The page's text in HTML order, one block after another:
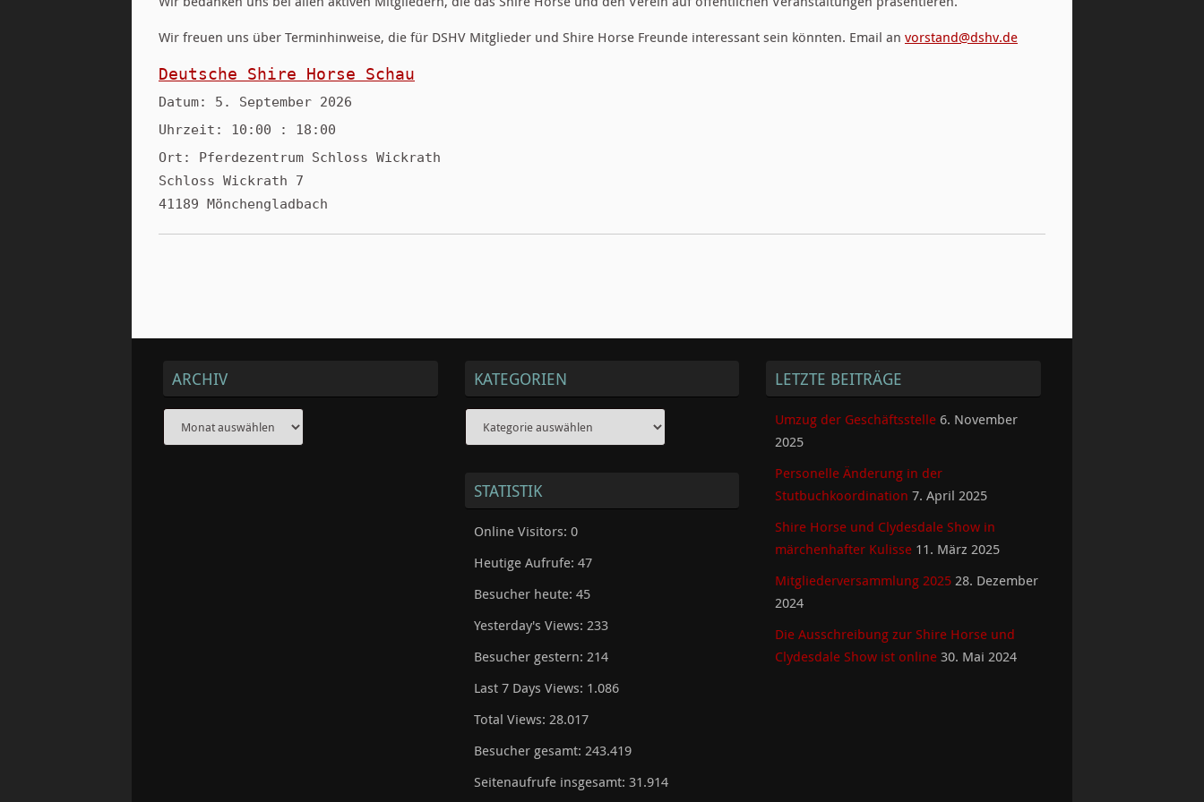
Wir freuen uns über Terminhinweise, die für DSHV Mitglieder und Shire Horse Freunde interessant sein könnten. Email an vorstand@dshv.de
Deutsche Shire Horse Schau
Datum: 5. September 2026
Uhrzeit: 10:00 : 18:00
Ort: Pferdezentrum Schloss Wickrath
Schloss Wickrath 7
41189 Mönchengladbach
ARCHIV KATEGORIEN
Kategorien
STATISTIK
Online Visitors: 0
Heutige Aufrufe: 47
Besucher heute: 45
Yesterday's Views: 233
Besucher gestern: 214
Last 7 Days Views: 1.086
Total Views: 28.017
Besucher gesamt: 243.419
Seitenaufrufe insgesamt: 31.914
LETZTE BEITRÄGE
Umzug der Geschäftsstelle 6. November
2025
Personelle Änderung in der
Stutbuchkoordination 7. April 2025
Shire Horse und Clydesdale Show in
märchenhafter Kulisse 11. März 2025
Mitgliederversammlung 2025 28. Dezember
2024
Die Ausschreibung zur Shire Horse und
Clydesdale Show ist online 30. Mai 2024